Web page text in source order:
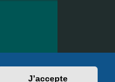
J’accepte